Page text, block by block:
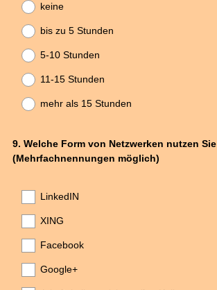
keine
bis zu 5 Stunden
5-10 Stunden
11-15 Stunden
mehr als 15 Stunden
Question
Title
9. Welche Form von Netzwerken nutzen Sie
(Mehrfachnennungen möglich)
LinkedIN
XING
Facebook
Google+